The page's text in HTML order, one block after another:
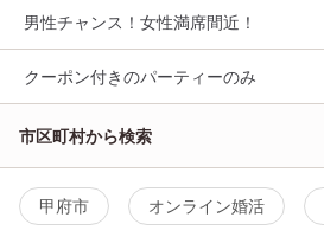
男性チャンス！女性満席間近！
クーポン付きのパーティーのみ
市区町村から検索
甲府市 オンライン婚活